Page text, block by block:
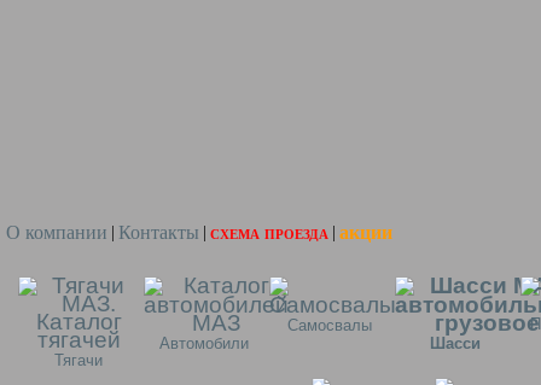
О компании Контакты схема проезда акции
Тягачи
Автомобили
Самосвалы
Шасси